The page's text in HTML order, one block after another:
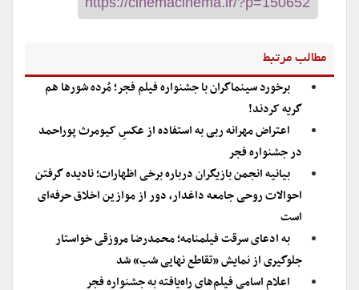
مطالب مرتبط
برخورد سینماگران با جشنواره فیلم فجر؛ مُرده شورها هم
گریه کردند!
اعتراض مهرانه ربی به استفاده از عکسِ کیومرث پوراحمد
در جشنواره فجر
بیانیه انجمن بازیگران درباره برخی اظهارات؛ نادیده گرفتن
احوالات روحی جامعه داغدار، دور از موازین اخلاق حرفه‌ای
است
به ادعای سرقت فیلمنامه؛ محمدرضا مروزقی خواستار
جلوگیری از نمایش «تقاطع نهایی شب» شد
اعلام اسامی فیلم‌های راه‌یافته به جشنواره فجر